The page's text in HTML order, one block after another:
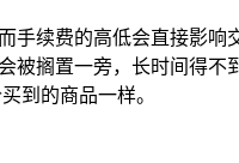
续费的高低会直接影
搁置一旁，长时间得不
到的商品一样。